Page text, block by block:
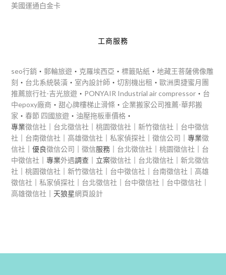
美國運通白金卡
工商服務
seo行銷 ‧郵輪旅遊 ‧ 克羅埃西亞 ‧標籤貼紙 ‧地藏王菩薩佛像雕
刻 ‧ 台北系統裝潢 ‧ 室內設計師 ‧切割機出租 ‧歐洲奧捷蜜月團
推薦旅行社-吉光旅遊 ‧ PONYAIR Industrial air compressor ‧ 台
中epoxy廠商 ‧甜心牌樓梯止滑條 ‧企業搬家公司推薦-華邦搬
家 ‧春節 四國旅遊 ‧ 油壓拖板車價格 ‧
專業徵信社 台北徵信社 ｜桃園徵信社 ｜新竹徵信社
台中徵信
社
台南徵信社 高雄徵信社 ｜私家偵探社 ｜徵信公司 ｜專業徵
信社 ｜優良徵信公司 ｜徵信服務｜ 台北徵信社 ｜桃園徵信社
台
中徵信社 ｜專業外遇調查｜立案徵信社 台北徵信社 ｜新北徵信
社 ｜桃園徵信社 ｜新竹徵信社 台中徵信社 台南徵信社
高雄
徵信社 ｜私家偵探社 台北徵信社 台中徵信社 台中徵信社
高雄徵信社 ｜天狼星網頁設計